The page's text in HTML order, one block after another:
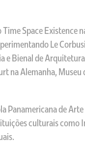
Space Existence
Le
e Bienal de Arquitetura
na Alemanha, Museu
Panamericana de
culturais